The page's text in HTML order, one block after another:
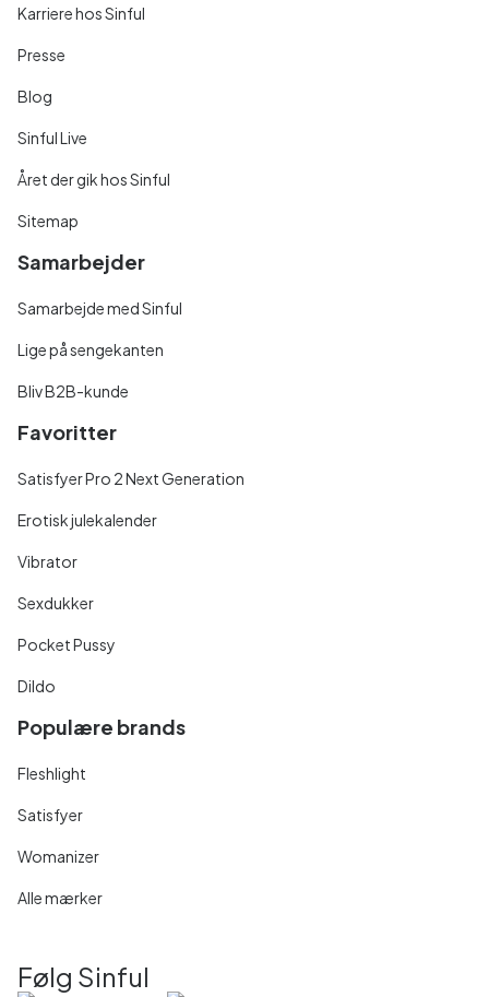
Karriere hos Sinful
Presse
Blog
Sinful Live
Året der gik hos Sinful
Sitemap
Samarbejder
Samarbejde med Sinful
Lige på sengekanten
Bliv B2B-kunde
Favoritter
Satisfyer Pro 2 Next Generation
Erotisk julekalender
Vibrator
Sexdukker
Pocket Pussy
Dildo
Populære brands
Fleshlight
Satisfyer
Womanizer
Alle mærker
Følg Sinful